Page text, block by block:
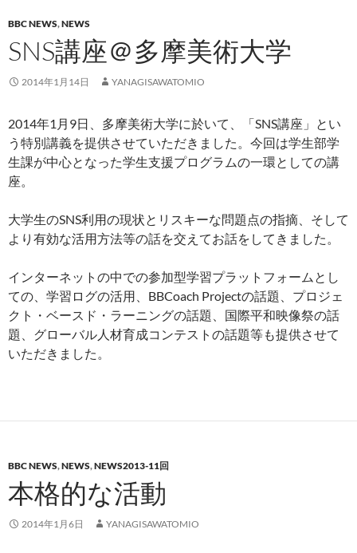
BBC NEWS,NEWS
SNS講座＠多摩美術大学
2014年1月14日 YANAGISAWATOMIO
2014年1月9日、多摩美術大学に於いて、「SNS講座」とい
う特別講義を提供させていただきました。今回は学生部学
生課が中心となった学生支援プログラムの一環としての講
座。
大学生のSNS利用の現状とリスキーな問題点の指摘、そして
より有効な活用方法等の話を交えてお話をしてきました。
インターネットの中での参加型学習プラットフォームとし
ての、学習ログの活用、BBCoach Projectの話題、プロジェ
クト・ベースド・ラーニングの話題、国際平和映像祭の話
題、グローバル人材育成コンテストの話題等も提供させて
いただきました。
BBC NEWS,NEWS,NEWS2013-11回
本格的な活動
2014年1月6日 YANAGISAWATOMIO